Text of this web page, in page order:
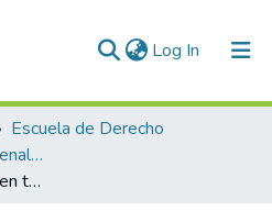
Log In (current)
Escuela de Derecho
Maestría en Derecho Penal (tesis)
La posición de garante en tratándose de los delitos impropios de omisión cometidos por los militares por incumplimiento de sus funciones constitucionales y legales : análisis de la sentencia SU-1184 de 2001